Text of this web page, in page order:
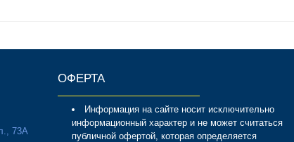
73А
ОФЕРТА
Информация на сайте носит исключительно
информационный характер и не может считаться
публичной офертой, которая определяется